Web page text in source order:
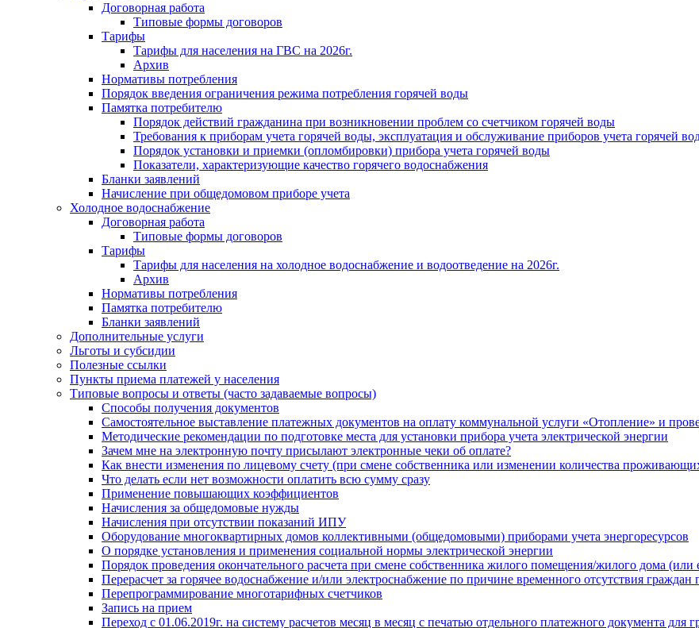
Договорная работа
Типовые формы договоров
Тарифы
Тарифы для населения на ГВС на 2026г.
Архив
Нормативы потребления
Порядок введения ограничения режима потребления горячей воды
Памятка потребителю
Порядок действий гражданина при возникновении проблем со счетчиком горячей воды
Требования к приборам учета горячей воды, эксплуатация и обслуживание приборов учета горячей
Порядок установки и приемки (опломбировки) прибора учета горячей воды
Показатели, характеризующие качество горячего водоснабжения
Бланки заявлений
Начисление при общедомовом приборе учета
Холодное водоснабжение
Договорная работа
Типовые формы договоров
Тарифы
Тарифы для населения на холодное водоснабжение и водоотведение на 2026г.
Архив
Нормативы потребления
Памятка потребителю
Бланки заявлений
Дополнительные услуги
Льготы и субсидии
Полезные ссылки
Пункты приема платежей у населения
Типовые вопросы и ответы (часто задаваемые вопросы)
Способы получения документов
Самостоятельное выставление платежных документов на оплату коммунальной услуги «Отопление» и
Методические рекомендации по подготовке места для установки прибора учета электрической энергии
Зачем мне на электронную почту присылают электронные чеки об оплате?
Как внести изменения по лицевому счету (при смене собственника или изменении количества
Что делать если нет возможности оплатить всю сумму сразу
Применение повышающих коэффициентов
Начисления за общедомовые нужды
Начисления при отсутствии показаний ИПУ
Оборудование многоквартирных домов коллективными (общедомовыми) приборами учета энергоресурсов
О порядке установления и применения социальной нормы электрической энергии
Порядок проведения окончательного расчета при смене собственника жилого помещения/жилого дома (или
Перерасчет за горячее водоснабжение и/или электроснабжение по причине временного отсутствия граждан
Перепрограммирование многотарифных счетчиков
Запись на прием
Переход с 01.06.2019г. на систему расчетов месяц в месяц с печатью отдельного платежного документа для